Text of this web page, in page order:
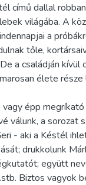
című dallal
világába. A
a
tőle,
a családján kívül
élete része
épp
válunk, a sorozat
- aki a Késtél
drukkolunk
együtt
Biztos vagyok